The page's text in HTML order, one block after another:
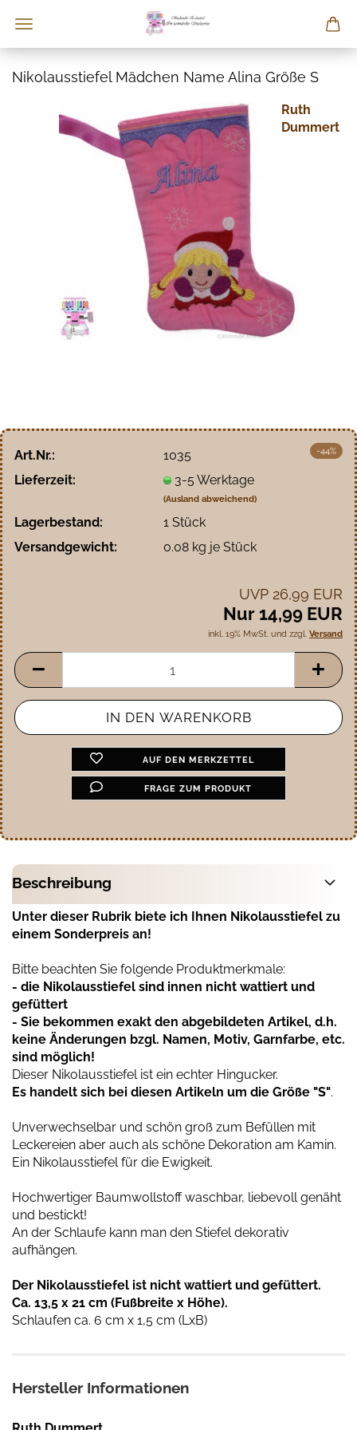
Nikolausstiefel Mädchen Name Alina Größe S
Ruth
Dummert
-44%
Art.Nr.:
1035
Lieferzeit:
3-5 Werktage
(Ausland abweichend)
Lagerbestand: 1 Stück
Versandgewicht:
0.08kg je Stück
UVP 26,99 EUR
Nur 14,99 EUR
inkl. 19% MwSt. und zzgl. Versand
AUF DEN MERKZETTEL
FRAGE ZUM PRODUKT
Beschreibung
Unter dieser Rubrik biete ich Ihnen Nikolausstiefel zu
einem Sonderpreis an!
Bitte beachten Sie folgende Produktmerkmale:
- die Nikolausstiefel sind innen nicht wattiert und
gefüttert
- Sie bekommen exakt den abgebildeten Artikel, d.h.
keine Änderungen bzgl. Namen, Motiv, Garnfarbe, etc.
sind möglich!
Dieser Nikolausstiefel ist ein echter Hingucker.
Es handelt sich bei diesen Artikeln um die Größe "S".
Unverwechselbar und schön groß zum Befüllen mit
Leckereien aber auch als schöne Dekoration am Kamin.
Ein Nikolausstiefel für die Ewigkeit.
Hochwertiger Baumwollstoff waschbar, liebevoll genäht
und bestickt!
An der Schlaufe kann man den Stiefel dekorativ
aufhängen.
Der Nikolausstiefel ist nicht wattiert und gefüttert.
Ca. 13,5 x 21 cm (Fußbreite x Höhe).
Schlaufen ca. 6 cm x 1,5 cm (LxB)
Hersteller Informationen